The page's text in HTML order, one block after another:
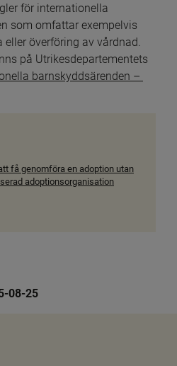
för internationella
som omfattar exempelvis
överföring av vårdnad.
på Utrikesdepartementets
barnskyddsärenden –
få genomföra en adoption utan
adoptionsorganisation
i nytt fönster.
08-25